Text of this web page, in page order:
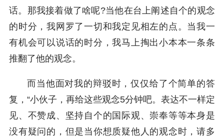
话。那我接着做了啥呢?当他在台上阐述自个的观念
的时分，我网罗了一切和我定见相左的点。当我一
有机会可以说话的时分，我马上掏出小本本一条条
推翻了他的观念。
而当他面对我的辩驳时，仅仅给了个简单的答
复，“小伙子，再给这些观念5分钟吧。表达不一样定
见、不赞成、坚持自个的国际观、崇奉等等本身是
没有疑问的，但是当你想质疑他人的观念时，请多